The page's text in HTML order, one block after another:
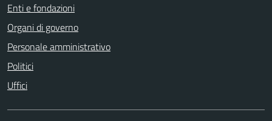
Enti e fondazioni
Organi di governo
Personale amministrativo
Politici
Uffici